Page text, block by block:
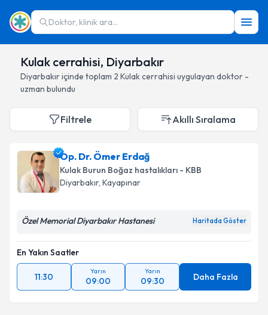
Doktor, klinik ara...
Kulak cerrahisi, Diyarbakır
Diyarbakıriçinde toplam 2 Kulak cerrahisi uygulayan doktor -
uzman bulundu
Filtrele Akıllı Sıralama
Op. Dr. Ömer Erdağ
Kulak Burun Boğaz hastalıkları - KBB
Diyarbakır, Kayapınar
Özel Memorial Diyarbakır Hastanesi Haritada Göster
En Yakın Saatler
11:30
Yarın
09:00
Yarın
09:30 Daha Fazla